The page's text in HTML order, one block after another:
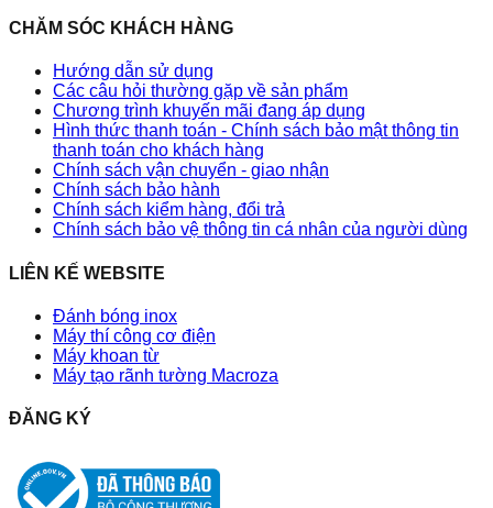
CHĂM SÓC KHÁCH HÀNG
Hướng dẫn sử dụng
Các câu hỏi thường gặp về sản phẩm
Chương trình khuyến mãi đang áp dụng
Hình thức thanh toán - Chính sách bảo mật thông tin
thanh toán cho khách hàng
Chính sách vận chuyển - giao nhận
Chính sách bảo hành
Chính sách kiểm hàng, đổi trả
Chính sách bảo vệ thông tin cá nhân của người dùng
LIÊN KẾ WEBSITE
Đánh bóng inox
Máy thí công cơ điện
Máy khoan từ
Máy tạo rãnh tường Macroza
ĐĂNG KÝ